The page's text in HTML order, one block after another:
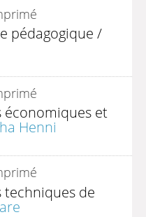
pédagogique /
économiques et
Henni
de